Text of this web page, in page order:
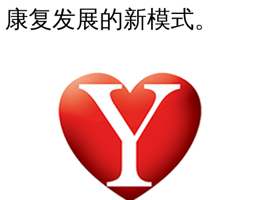
康复发展的新模式。